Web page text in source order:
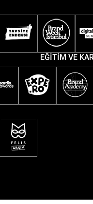
EĞİTİM VE